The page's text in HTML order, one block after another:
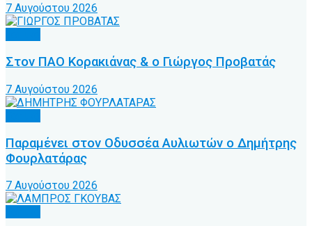
7 Αυγούστου 2026
Στον ΠΑΟ Κορακιάνας & ο Γιώργος Προβατάς
7 Αυγούστου 2026
Παραμένει στον Οδυσσέα Αυλιωτών ο Δημήτρης
Φουρλατάρας
7 Αυγούστου 2026